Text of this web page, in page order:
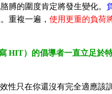
膊的圍度肯定將發生變化。
。重複一遍， 使用更重的負荷
HIT）的倡導者一直立足於
性只在你還沒有完全適應該